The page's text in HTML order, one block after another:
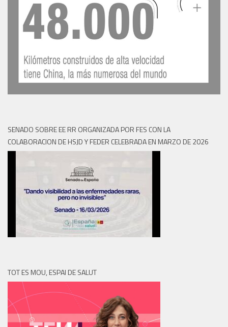
SENADO SOBRE EE RR ORGANIZADA POR FES CON LA
COLABORACION DE HSJD Y FEDER CELEBRADA EN MARZO DE 2026
TOT ES MOU, ESPAI DE SALUT